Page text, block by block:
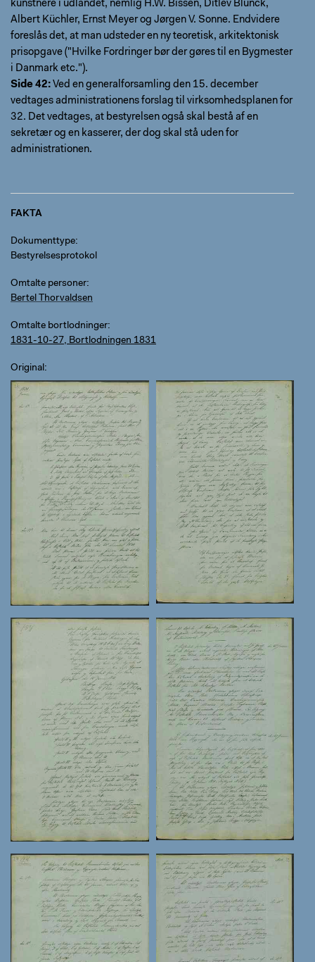
kunstnere i udlandet, nemlig H.W. Bissen, Ditlev Blunck,
Albert Küchler, Ernst Meyer og Jørgen V. Sonne. Endvidere
foreslås det, at man udsteder en ny teoretisk, arkitektonisk
prisopgave ("Hvilke Fordringer bør der gøres til en Bygmester
i Danmark etc.").
Side 42: Ved en generalforsamling den 15. december
vedtages administrationens forslag til virksomhedsplanen for
32. Det vedtages, at bestyrelsen også skal bestå af en
sekretær og en kasserer, der dog skal stå uden for
administrationen.
FAKTA
Dokumenttype
Bestyrelsesprotokol
Omtalte personer
Bertel Thorvaldsen
Omtalte bortlodninger
1831-10-27, Bortlodningen 1831
Original